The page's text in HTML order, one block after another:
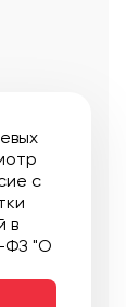
2026
с
в
ФЗ "О